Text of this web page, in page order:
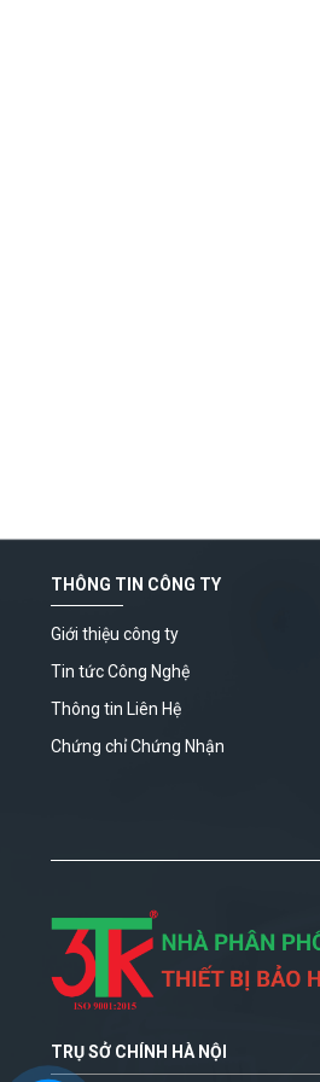
THÔNG TIN CÔNG TY
Giới thiệu công ty
Tin tức Công Nghệ
Thông tin Liên Hệ
Chứng chỉ Chứng Nhận
TRỤ SỞ CHÍNH HÀ NỘI